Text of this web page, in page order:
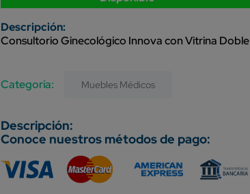
Consultorio Ginecológico Innova con Vitrina Doble
Category: Muebles Médicos
Conoce nuestros métodos de pago: